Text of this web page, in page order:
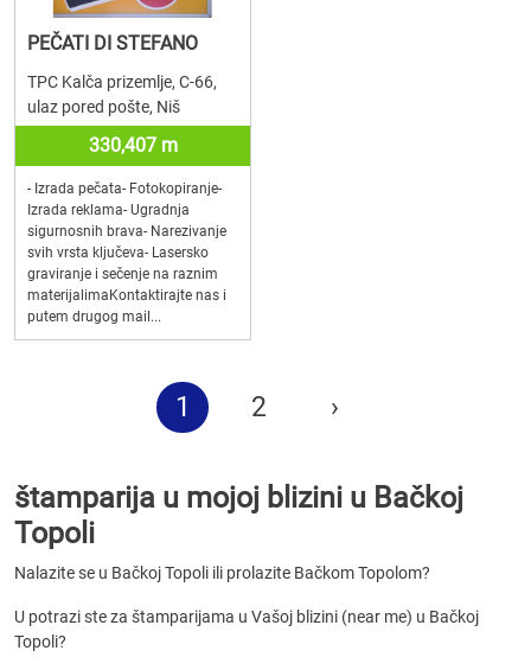
PEČATI DI STEFANO
TPC Kalča prizemlje, C-66,
ulaz pored pošte, Niš
330,407 m
- Izrada pečata- Fotokopiranje-
Izrada reklama- Ugradnja
sigurnosnih brava- Narezivanje
svih vrsta ključeva- Lasersko
graviranje i sečenje na raznim
materijalimaKontaktirajte nas i
putem drugog mail...
1 2 ›
štamparija u mojoj blizini u Bačkoj
Topoli
Nalazite se u Bačkoj Topoli ili prolazite Bačkom Topolom?
U potrazi ste za štamparijama u Vašoj blizini (near me) u Bačkoj
Topoli?